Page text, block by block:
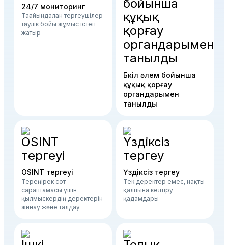
24/7 мониторинг
Тағайындалған тергеушілер
тәулік бойы жұмыс істеп
жатыр
Бүкіл әлем бойынша
құқық қорғау
органдарымен
танылды
OSINT тергеуі
Тереңірек сот
сараптамасы үшін
қылмыскердің деректерін
жинау және талдау
Үздіксіз тергеу
Тек деректер емес, нақты
қалпына келтіру
қадамдары